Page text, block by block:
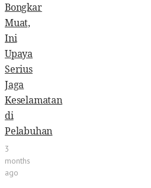
Bongkar
Muat,
Ini
Upaya
Serius
Jaga
Keselamatan
di
Pelabuhan
3
months
ago